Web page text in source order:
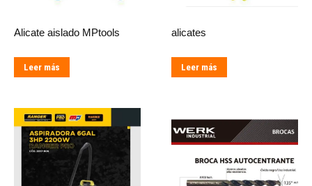
Alicate aislado MPtools
Leer más
alicates
Leer más